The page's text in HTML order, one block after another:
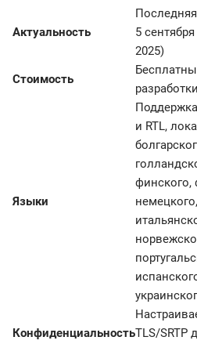
Актуальность
5
2025)
Стоимость
Языки
и RTL,
финского,
КонфиденциальностьTLS/SRTP